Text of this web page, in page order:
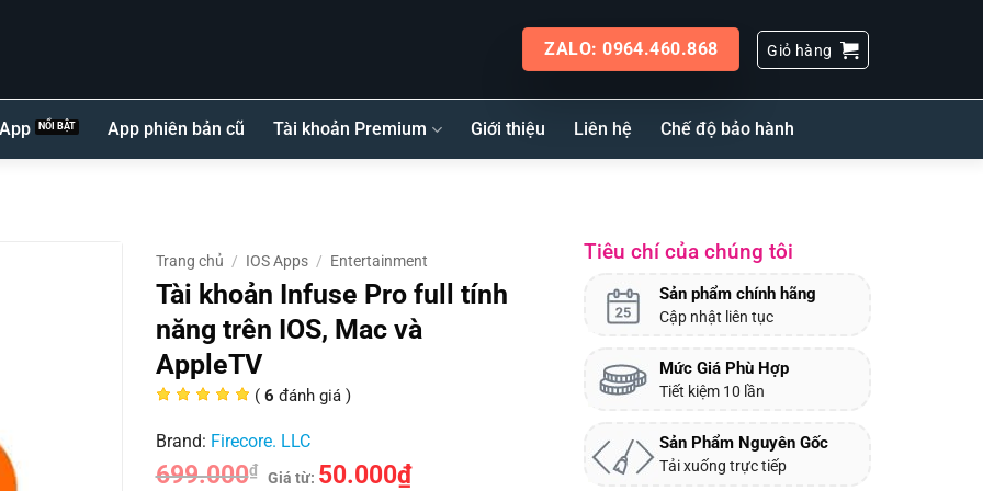
ZALO: 0964.460.868 Giỏ hàng
App phiên bản cũ Tài khoản Premium Giới thiệu Liên hệ Chế độ bảo hành
Trang chủ / IOS Apps / Entertainment
Tài khoản Infuse Pro full tính
năng trên IOS, Mac và
AppleTV
( 6 đánh giá )
Brand: Firecore. LLC
699.000₫ Giá từ: 50.000₫
Tiêu chí của chúng tôi
Sản phẩm chính hãng
Cập nhật liên tục
Mức Giá Phù Hợp
Tiết kiệm 10 lần
Sản Phẩm Nguyên Gốc
Tải xuống trực tiếp